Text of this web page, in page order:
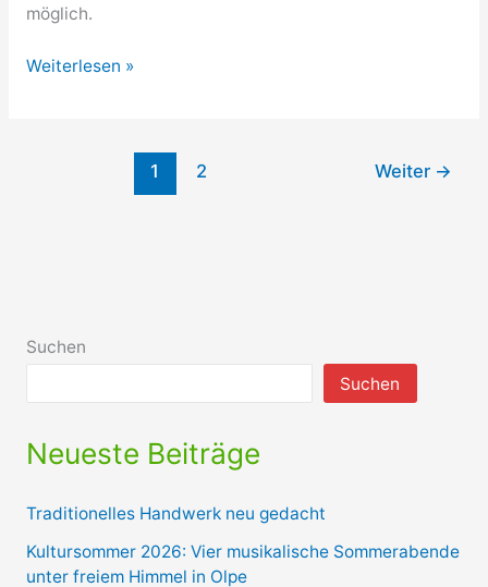
möglich.
Der
Weiterlesen »
1 2 Weiter →
Suchen
Suchen
Neueste Beiträge
Traditionelles Handwerk neu gedacht
Kultursommer 2026: Vier musikalische Sommerabende
unter freiem Himmel in Olpe